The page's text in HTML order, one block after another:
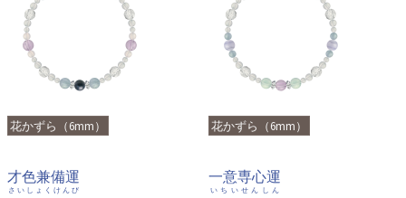
花かずら（6mm）
才色兼備運
さいしょくけんび
花かずら（6mm）
一意専心運
いちいせんしん